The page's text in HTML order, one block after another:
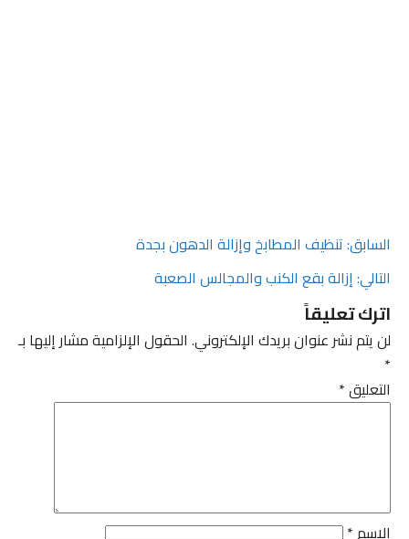
تصفّح
المقالات
السابق: تنظيف المطابخ وإزالة الدهون بجدة
التالي:إزالة بقع الكنب والمجالس الصعبة
اترك تعليقاً
لن يتم نشر عنوان بريدك الإلكتروني.الحقول الإلزامية مشار إليها بـ
التعليق*
الاسم*